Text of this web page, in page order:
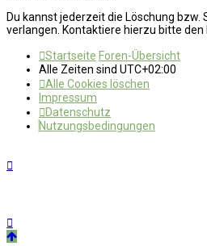
Du kannst jederzeit die Löschung bzw.
verlangen. Kontaktiere hierzu bitte den
Startseite Foren-Übersicht
Alle Zeiten sind UTC+02:00
Alle Cookies löschen
Impressum
Datenschutz
Nutzungsbedingungen